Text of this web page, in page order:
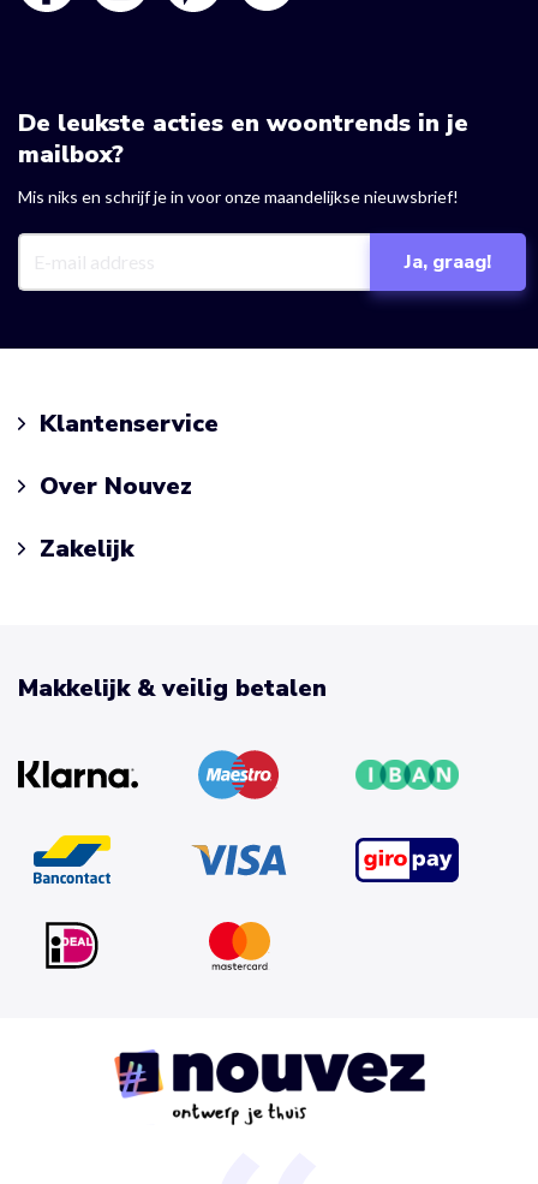
De leukste acties en woontrends in je
mailbox?
Mis niks en schrijf je in voor onze maandelijkse nieuwsbrief!
Klantenservice
Over Nouvez
Zakelijk
Makkelijk & veilig betalen